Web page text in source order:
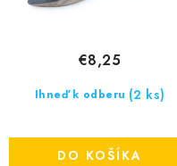
Ihneď k odberu (2 ks)
€8,25
DO KOŠÍKA